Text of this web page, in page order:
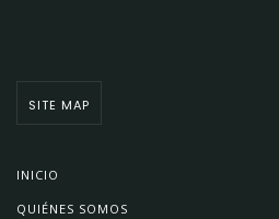
SITE MAP
INICIO
QUIÉNES SOMOS